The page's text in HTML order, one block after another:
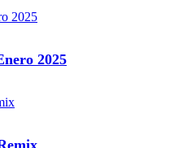
2025